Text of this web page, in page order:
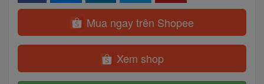
Mua ngay trên Shopee
Xem shop